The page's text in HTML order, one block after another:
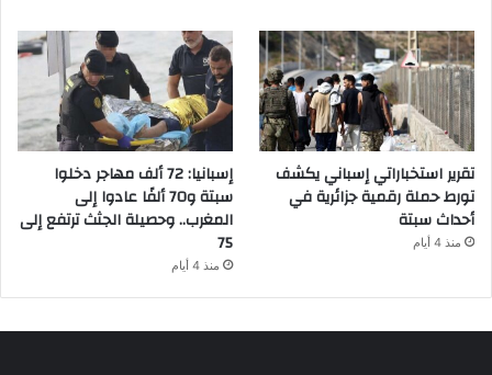
تقرير استخباراتي إسباني يكشف
تورط حملة رقمية جزائرية في
أحداث سبتة
منذ 4 أيام
إسبانيا: 72 ألف مهاجر دخلوا
سبتة و70 ألفًا عادوا إلى
المغرب.. وحصيلة الجثث ترتفع إلى
75
منذ 4 أيام